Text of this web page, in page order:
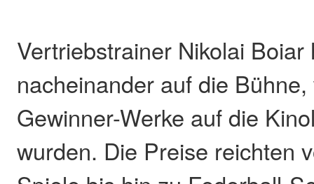
Vertriebstrainer Nikolai
nacheinander auf die
Gewinner-Werke auf die
wurden. Die Preise reichten